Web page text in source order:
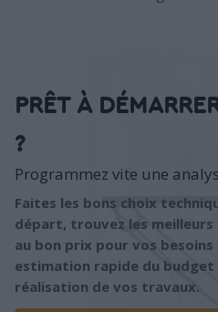
PRÊT À
?
Programmez vite une
Faites les bons choix
départ, trouvez les
au bon prix pour vos
estimation rapide du budget
réalisation de vos travaux.